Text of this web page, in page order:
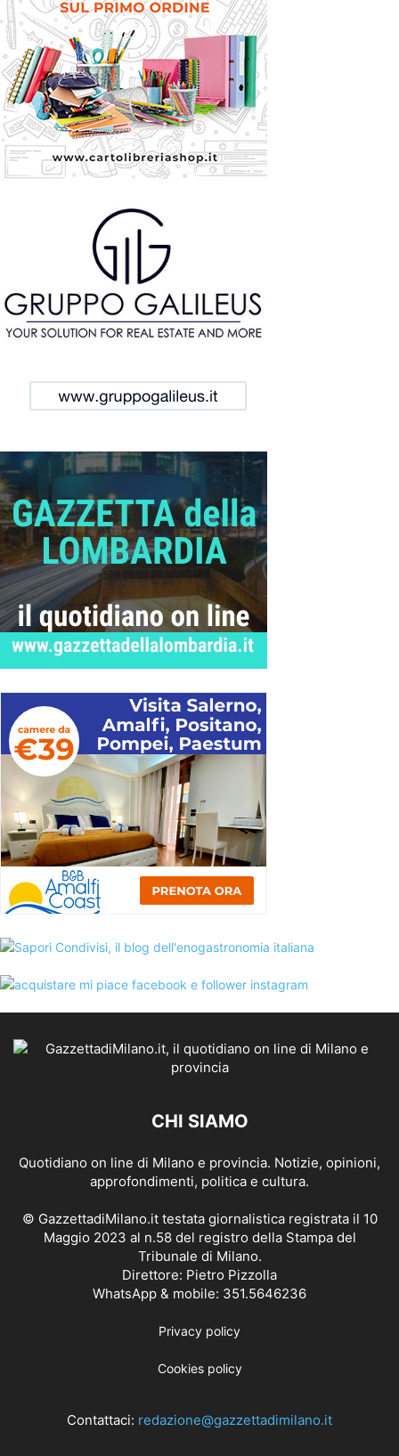
CHI SIAMO
Quotidiano on line di Milano e provincia. Notizie, opinioni,
approfondimenti, politica e cultura.
© GazzettadiMilano.it testata giornalistica registrata il 10
Maggio 2023 al n.58 del registro della Stampa del
Tribunale di Milano.
Direttore: Pietro Pizzolla
WhatsApp & mobile: 351.5646236
Privacy policy
Cookies policy
Contattaci: redazione@gazzettadimilano.it